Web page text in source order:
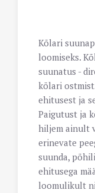
Kõlari
loomiseks.
suunatus -
kõlari
ehitusest ja
Paigutust ja
hiljem ainult
erinevate
suunda,
ehitusega
loomulikult